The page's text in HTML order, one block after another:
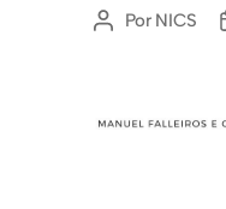
Por NICS